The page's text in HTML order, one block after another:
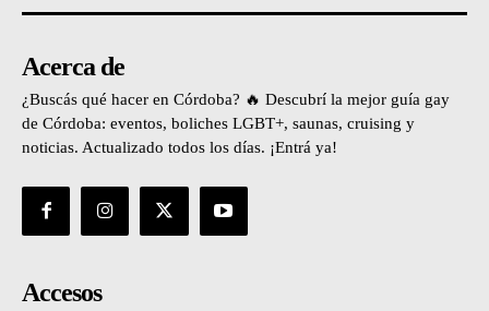
Acerca de
¿Buscás qué hacer en Córdoba? 🔥 Descubrí la mejor guía gay
de Córdoba: eventos, boliches LGBT+, saunas, cruising y
noticias. Actualizado todos los días. ¡Entrá ya!
Accesos